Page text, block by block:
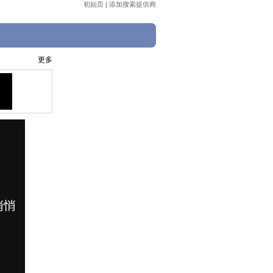
初始页 | 添加搜索提供商
更多